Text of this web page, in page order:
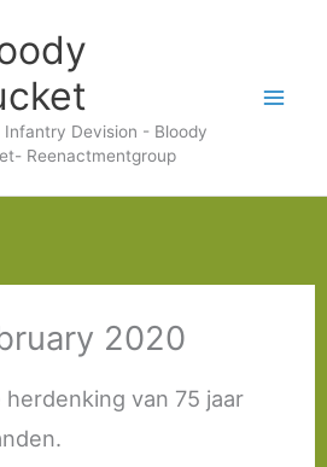
Infantry Devision - Bloody
Reenactmentgroup
2020
herdenking van 75 jaar